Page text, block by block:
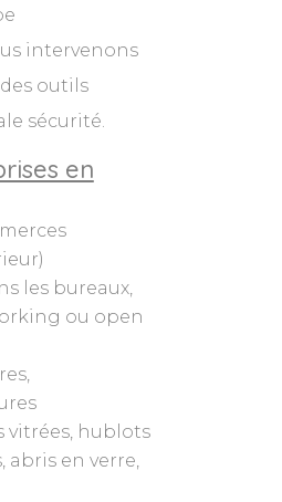
intervenons
outils
sécurité.
en
les bureaux,
ou open
vitrées, hublots
abris en verre,